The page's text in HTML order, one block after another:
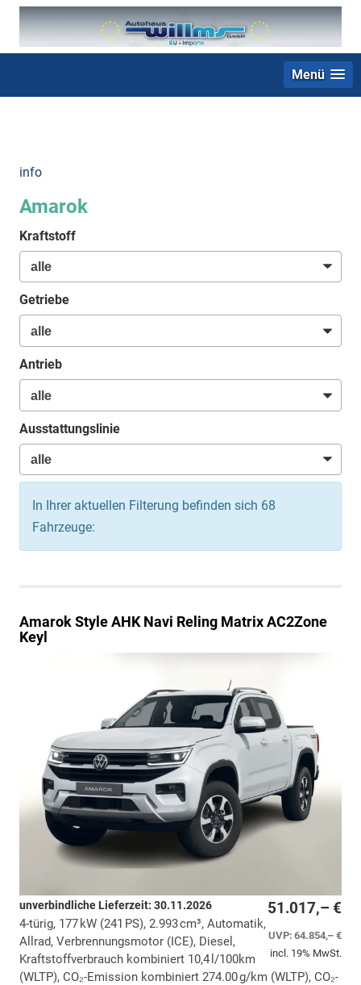
Menü
info
Amarok
Kraftstoff
Getriebe
Antrieb
Ausstattungslinie
In Ihrer aktuellen Filterung befinden sich 68
Fahrzeuge:
AmarokStyle AHK Navi Reling Matrix AC2Zone
Keyl
51.017,– €
UVP:64.854,– €
incl. 19% MwSt.
unverbindliche Lieferzeit: 30.11.2026
4-türig, 177 kW (241 PS), 2.993 cm³, Automatik,
Allrad, Verbrennungsmotor (ICE), Diesel,
Kraftstoffverbrauch kombiniert 10,4 l/100km
(WLTP), CO₂-Emission kombiniert 274.00 g/km (WLTP), CO₂-